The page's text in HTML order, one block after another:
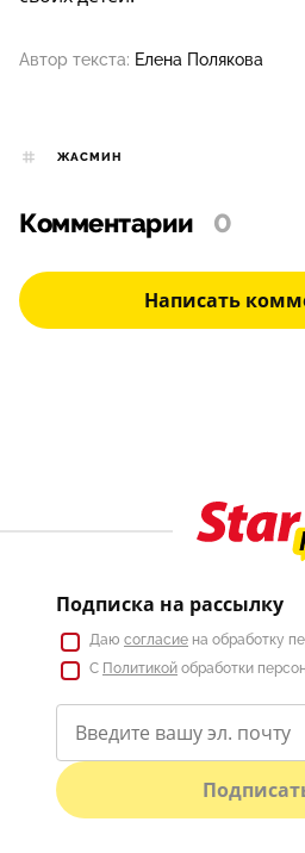
Автор текста: Елена Полякова
ЖАСМИН
Комментарии 0
Написать
Подписка на рассылку
Даю согласие на обработку
С Политикой обработки